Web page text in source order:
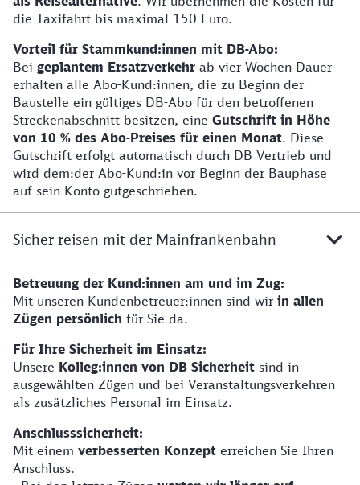
die Taxifahrt bis maximal 150 Euro.
Vorteil für Stammkund:innen mit DB-Abo:
Bei geplantem Ersatzverkehr ab vier Wochen Dauer
erhalten alle Abo-Kund:innen, die zu Beginn der
Baustelle ein gültiges DB-Abo für den betroffenen
Streckenabschnitt besitzen, eine Gutschrift in Höhe
von 10 % des Abo-Preises für einen Monat. Diese
Gutschrift erfolgt automatisch durch DB Vertrieb und
wird dem:der Abo-Kund:in vor Beginn der Bauphase
auf sein Konto gutgeschrieben.
Sicher reisen mit der Mainfrankenbahn
Betreuung der Kund:innen am und im Zug:
Mit unseren Kundenbetreuer:innen sind wir in allen
Zügen persönlich für Sie da.
Für Ihre Sicherheit im Einsatz:
Unsere Kolleg:innen von DB Sicherheit sind in
ausgewählten Zügen und bei Veranstaltungsverkehren
als zusätzliches Personal im Einsatz.
Anschlusssicherheit:
Mit einem verbesserten Konzept erreichen Sie Ihren
Anschluss.